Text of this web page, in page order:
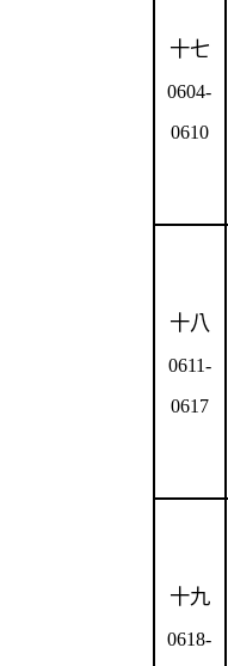
十七
0604-
0610
十八
0611-
0617
十九
0618-